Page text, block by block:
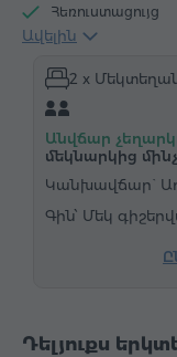
Հեռուստացույց
Էլեկտրական
Սրբիչներ
Ջեռուցում
Աթոռ
Ավելին
2 x
Անվճար
մեկնարկից
Կանխավճար`
Մեկ
Դելյուքս